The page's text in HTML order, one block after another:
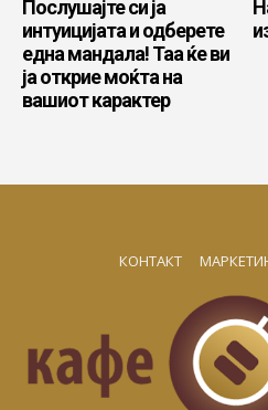
Послушајте си ја
интуицијата и одберете
една мандала! Таа ќе ви
ја открие моќта на
вашиот карактер
КОНТАКТ